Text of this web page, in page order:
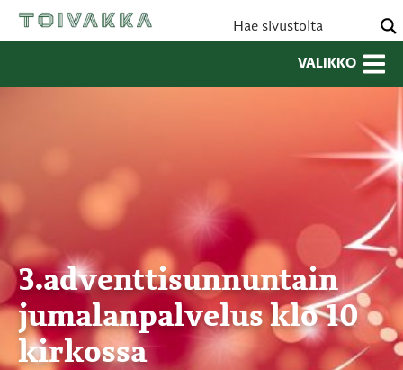
VALIKKO
3.adventtisunnuntain
jumalanpalvelus klo 10
kirkossa